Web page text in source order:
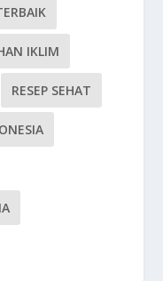
IKLIM
RESEP SEHAT